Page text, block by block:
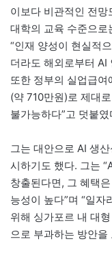
이보다 비관적인 전망
대학의 교육 수준으로
“인재 양성이 현실적
더라도 해외로부터 AI
또한 정부의 실업급
(약 710만원)로 제대
불가능하다”고 덧붙였
그는 대안으로 AI 생
시하기도 했다. 그는
창출된다면, 그 혜택
능성이 높다”며 “일
위해 싱가포르 내 대
으로 부과하는 방안을